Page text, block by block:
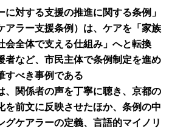
に対する支援の推進に関する条例」
アラー支援条例）は、ケアを「家族
会全体で支える仕組み」へと転換
者など、市民主体で条例制定を進め
すべき事例である
、関係者の声を丁寧に聴き、京都の
を前文に反映させたほか、条例の中
グケアラーの定義、言語的マイノリ